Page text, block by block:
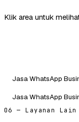
Klik area untuk
Jasa WhatsApp
Jasa WhatsApp
06 — Layanan Lain